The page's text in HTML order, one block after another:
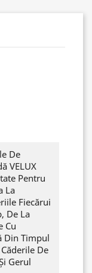
De
VELUX
Pentru
La
Fiecărui
De La
Cu
Din Timpul
De
Gerul